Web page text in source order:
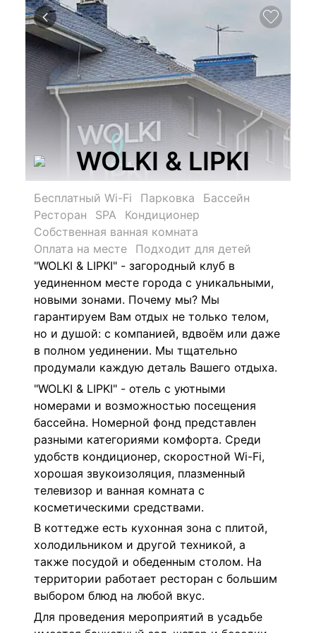
WOLKI & LIPKI
Бесплатный Wi-Fi Парковка
Бассейн
Ресторан
SPA
Кондиционер
Собственная ванная комната
Оплата на месте
Подходит для детей
"WOLKI & LIPKI" - загородный клуб в
уединенном месте города с уникальными,
новыми зонами. Почему мы? Мы
гарантируем Вам отдых не только телом,
но и душой: с компанией, вдвоём или даже
в полном уединении. Мы тщательно
продумали каждую деталь Вашего отдыха.
"WOLKI & LIPKI" - отель с уютными
номерами и возможностью посещения
бассейна. Номерной фонд представлен
разными категориями комфорта. Среди
удобств кондиционер, скоростной Wi-Fi,
хорошая звукоизоляция, плазменный
телевизор и ванная комната с
косметическими средствами.
В коттедже есть кухонная зона с плитой,
холодильником и другой техникой, а
также посудой и обеденным столом. На
территории работает ресторан с большим
выбором блюд на любой вкус.
Для проведения мероприятий в усадьбе